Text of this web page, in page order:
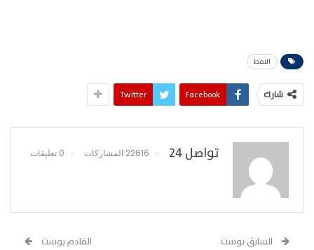
النفط
شارك Facebook
Twitter
تواصل 24 22616 المشاركات 0 تعليقات
السابق بوست القادم بوست